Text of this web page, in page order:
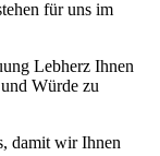
für uns im
Lebherz Ihnen
Würde zu
damit wir Ihnen